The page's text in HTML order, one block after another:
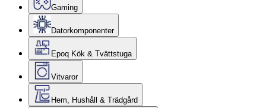
Gaming
Datorkomponenter
Epoq Kök & Tvättstuga
Vitvaror
Hem, Hushåll & Trädgård